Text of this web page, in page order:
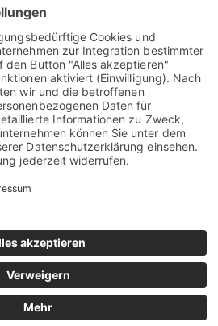
für Pferde mit empfindlichem
Datenschutz
Cookie-Einstellungen